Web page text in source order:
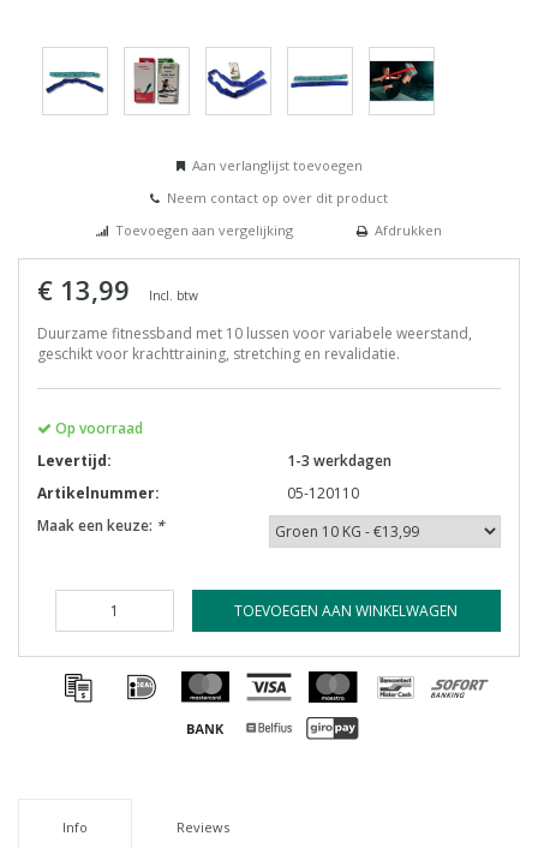
Aan verlanglijst toevoegen
Neem contact op over dit product
Toevoegen aan vergelijking
Afdrukken
€ 13,99 Incl. btw
Duurzame fitnessband met 10 lussen voor variabele weerstand,
geschikt voor krachttraining, stretching en revalidatie.
Op voorraad
Levertijd:
1-3 werkdagen
Artikelnummer:
05-120110
Maak een keuze: *
TOEVOEGEN AAN WINKELWAGEN
Info Reviews